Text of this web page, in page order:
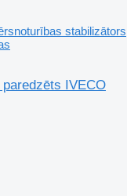
stabilizātors
IVECO